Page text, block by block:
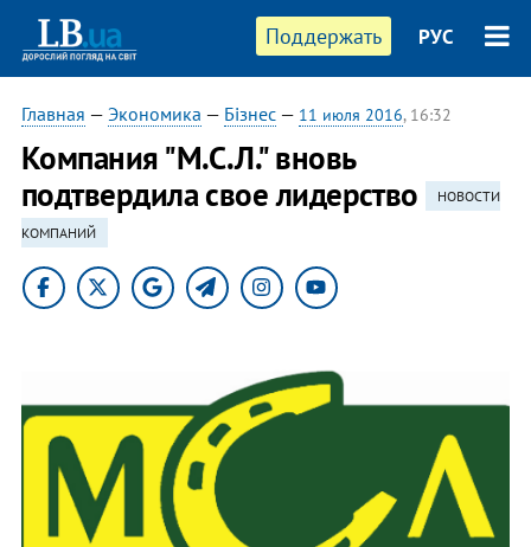
Поддержать РУС
Главная — Экономика — Бізнес— 11 июля 2016, 16:32
Компания "М.С.Л." вновь
подтвердила свое лидерство
НОВОСТИ
КОМПАНИЙ